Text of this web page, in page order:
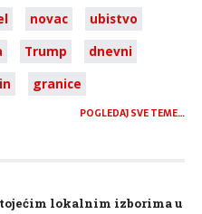
novac
ubistvo
Trump
dnevni
granice
POGLEDAJ SVE TEME…
lokalnim izborima u